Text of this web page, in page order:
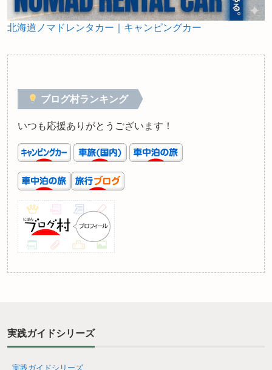
北海道ノマドレンタカー｜キャンピングカー
ブログ村ランキング
いつも応援ありがとうございます！
実践ガイドシリーズ
実践ガイドシリーズ